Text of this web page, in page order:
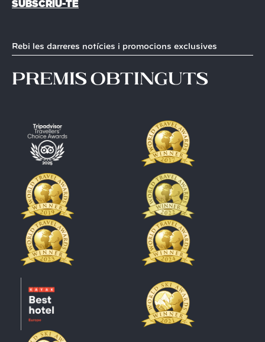
SUBSCRIU-TE
Rebi les darreres notícies i promocions exclusives
premis obtinguts